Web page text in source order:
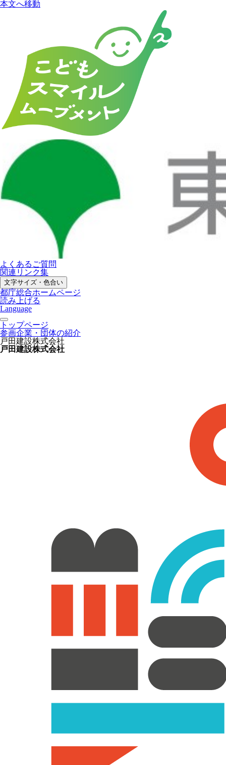
本文へ移動
よくあるご質問
関連リンク集
文字サイズ・色合い
都庁総合ホームページ
読み上げる
Language
トップページ
参画企業・団体の紹介
戸田建設株式会社
戸田建設株式会社